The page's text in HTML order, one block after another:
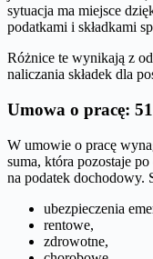
sytuacja ma miejsce
podatkami i składkami
Różnice te wynikają z
naliczania składek dla
Umowa o pracę:
W umowie o pracę
suma, która pozostaje
na podatek dochodowy.
ubezpieczenia
rentowe,
zdrowotne,